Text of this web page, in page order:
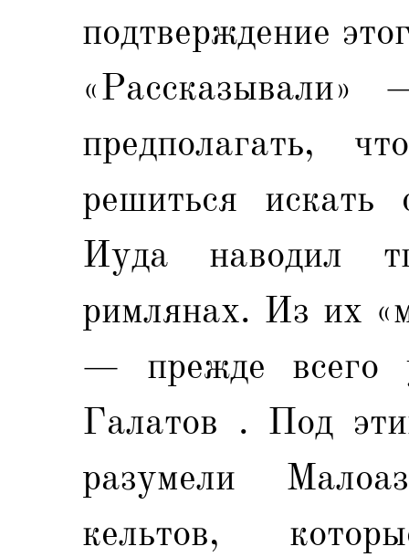
подтверждение
предполагать,
решиться
Иуда наводил
римлянах. Из их
— прежде всего
Галатов . Под
разумели
кельтов,